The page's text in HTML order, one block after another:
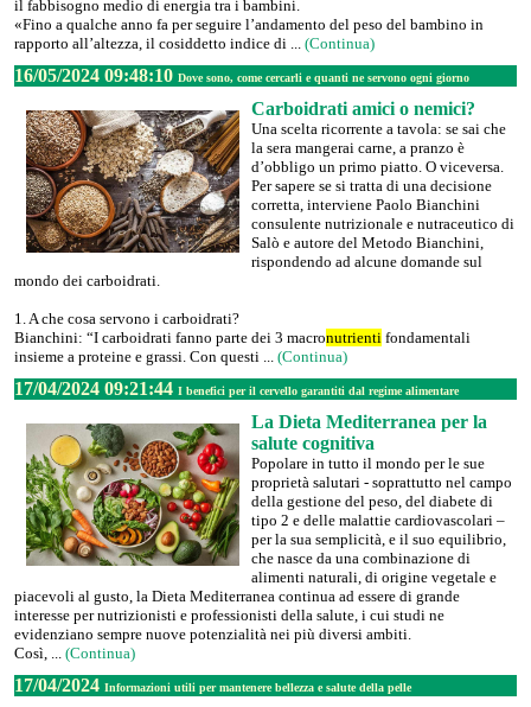
il fabbisogno medio di energia tra i bambini.
«Fino a qualche anno fa per seguire l’andamento del peso del bambino in
rapporto all’altezza, il cosiddetto indice di ... (Continua)
16/05/2024 09:48:10 Dove sono, come cercarli e quanti ne servono ogni giorno
Carboidrati amici o nemici?
Una scelta ricorrente a tavola: se sai che
la sera mangerai carne, a pranzo è
d’obbligo un primo piatto. O viceversa.
Per sapere se si tratta di una decisione
corretta, interviene Paolo Bianchini
consulente nutrizionale e nutraceutico di
Salò e autore del Metodo Bianchini,
rispondendo ad alcune domande sul
mondo dei carboidrati.
1. A che cosa servono i carboidrati?
Bianchini: “I carboidrati fanno parte dei 3 macronutrienti fondamentali
insieme a proteine e grassi. Con questi ... (Continua)
17/04/2024 09:21:44 I benefici per il cervello garantiti dal regime alimentare
La Dieta Mediterranea per la
salute cognitiva
Popolare in tutto il mondo per le sue
proprietà salutari - soprattutto nel campo
della gestione del peso, del diabete di
tipo 2 e delle malattie cardiovascolari –
per la sua semplicità, e il suo equilibrio,
che nasce da una combinazione di
alimenti naturali, di origine vegetale e
piacevoli al gusto, la Dieta Mediterranea continua ad essere di grande
interesse per nutrizionisti e professionisti della salute, i cui studi ne
evidenziano sempre nuove potenzialità nei più diversi ambiti.
Così, ... (Continua)
17/04/2024 Informazioni utili per mantenere bellezza e salute della pelle